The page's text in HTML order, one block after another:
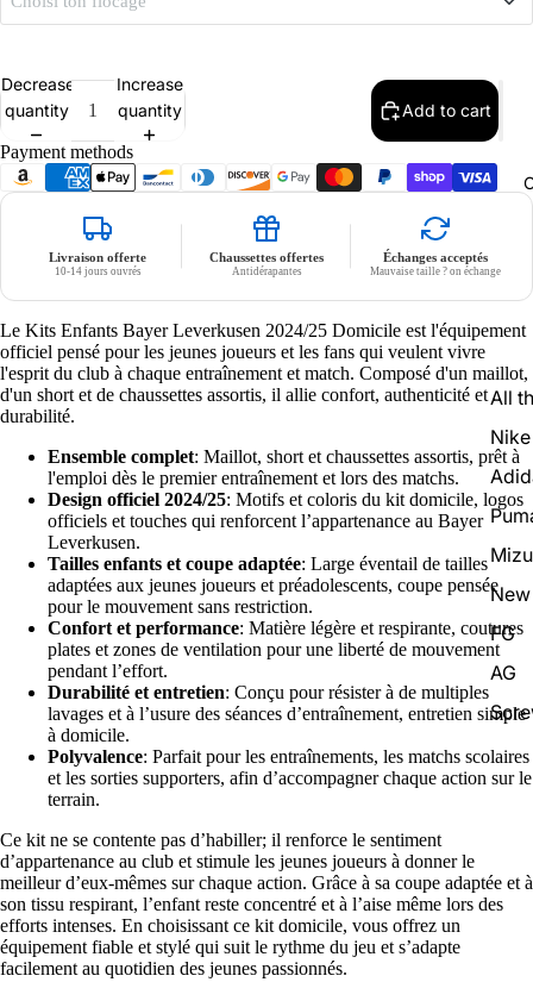
All
Nike
FG
AG
No Patch
No flocage
Decrease
quantity
Increase
quantity
Add to cart
Payment methods
Livraison offerte
10-14 jours ouvrés
Chaussettes offertes
Antidérapantes
Échanges acceptés
Mauvaise taille ? on échange
Le Kits Enfants Bayer Leverkusen 2024/25 Domicile est l'équipement
officiel pensé pour les jeunes joueurs et les fans qui veulent vivre
l'esprit du club à chaque entraînement et match. Composé d'un maillot,
d'un short et de chaussettes assortis, il allie confort, authenticité et
durabilité.
Ensemble complet: Maillot, short et chaussettes assortis, prêt à
l'emploi dès le premier entraînement et lors des matchs.
Design officiel 2024/25: Motifs et coloris du kit domicile, logos
officiels et touches qui renforcent l’appartenance au Bayer
Leverkusen.
Tailles enfants et coupe adaptée: Large éventail de tailles
adaptées aux jeunes joueurs et préadolescents, coupe pensée
pour le mouvement sans restriction.
Confort et performance: Matière légère et respirante, coutures
plates et zones de ventilation pour une liberté de mouvement
pendant l’effort.
Durabilité et entretien: Conçu pour résister à de multiples
lavages et à l’usure des séances d’entraînement, entretien simple
à domicile.
Polyvalence: Parfait pour les entraînements, les matchs scolaires
et les sorties supporters, afin d’accompagner chaque action sur le
terrain.
Ce kit ne se contente pas d’habiller; il renforce le sentiment
d’appartenance au club et stimule les jeunes joueurs à donner le
meilleur d’eux-mêmes sur chaque action. Grâce à sa coupe adaptée et à
son tissu respirant, l’enfant reste concentré et à l’aise même lors des
efforts intenses. En choisissant ce kit domicile, vous offrez un
équipement fiable et stylé qui suit le rythme du jeu et s’adapte
facilement au quotidien des jeunes passionnés.